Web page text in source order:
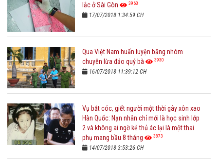
lắc ở Sài Gòn
3963
17/07/2018 1:34:59 CH
Qua Việt Nam huấn luyện băng nhóm
chuyên lừa đảo quý bà
3930
16/07/2018 11:39:12 CH
Vụ bắt cóc, giết người một thời gây xôn xao
Hàn Quốc: Nạn nhân chỉ mới là học sinh lớp
2 và không ai ngờ kẻ thủ ác lại là một thai
phụ mang bầu 8 tháng
3873
14/07/2018 3:53:26 CH